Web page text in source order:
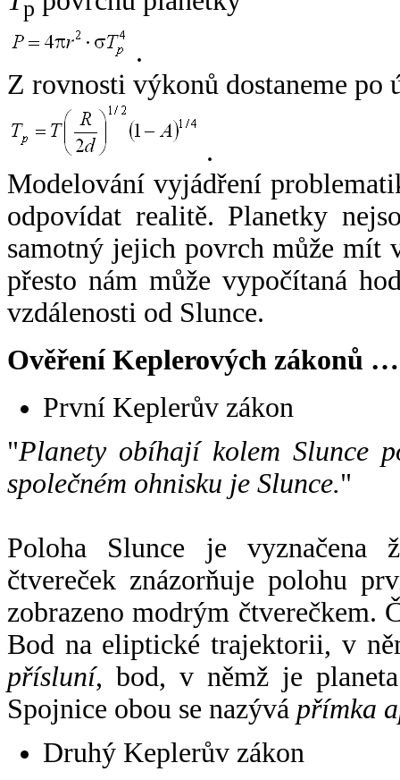
p
.
Z rovnosti výkonů dostaneme po
.
Modelování vyjádření
odpovídat realitě. Planetky
samotný jejich povrch může mít
přesto nám může vypočítaná
vzdálenosti od Slunce.
Ověření Keplerových zákonů …
První Keplerův zákon
"Planety obíhají kolem Slunce
společném ohnisku je Slunce."
Poloha Slunce je vyznačena
čtvereček znázorňuje polohu
zobrazeno modrým čtverečkem.
Bod na eliptické trajektorii, v
přísluní, bod, v němž je
Spojnice obou se nazývá přímka
Druhý Keplerův zákon